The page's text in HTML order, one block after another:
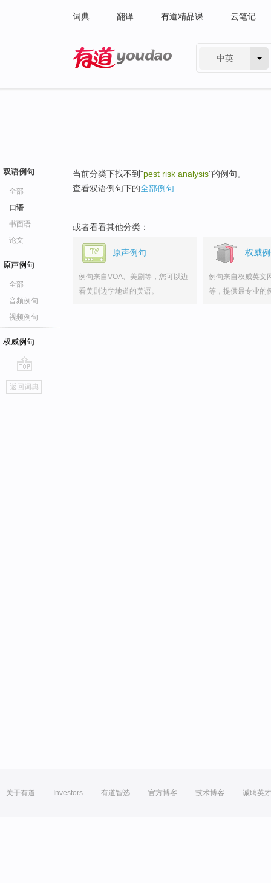
词典 翻译 有道精品课 云笔记
中英
双语例句
全部
口语
书面语
论文
原声例句
全部
音频例句
视频例句
权威例句
go
top
返回词典
当前分类下找不到"pest risk analysis"的例句。
查看双语例句下的全部例句
或者看看其他分类：
原声例句
例句来自VOA、美剧等，您可以边
看美剧边学地道的美语。
权威
例句来自权威英文
等，提供最专业的
关于有道 Investors 有道智选 官方博客 技术博客 诚聘英才